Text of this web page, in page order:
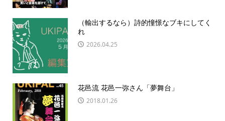
（輸出するなら）詩的憧憬なブキにしてく
れ
2026.04.25
花邑流 花邑一弥さん「夢舞台」
2018.01.26